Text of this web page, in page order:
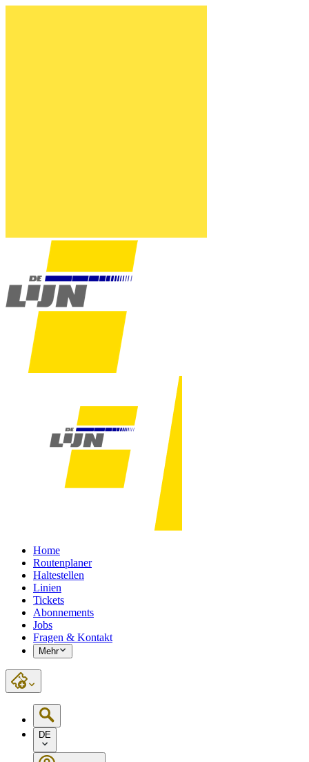
Home
Routenplaner
Haltestellen
Linien
Tickets
Abonnements
Jobs
Fragen & Kontakt
Mehr
DE